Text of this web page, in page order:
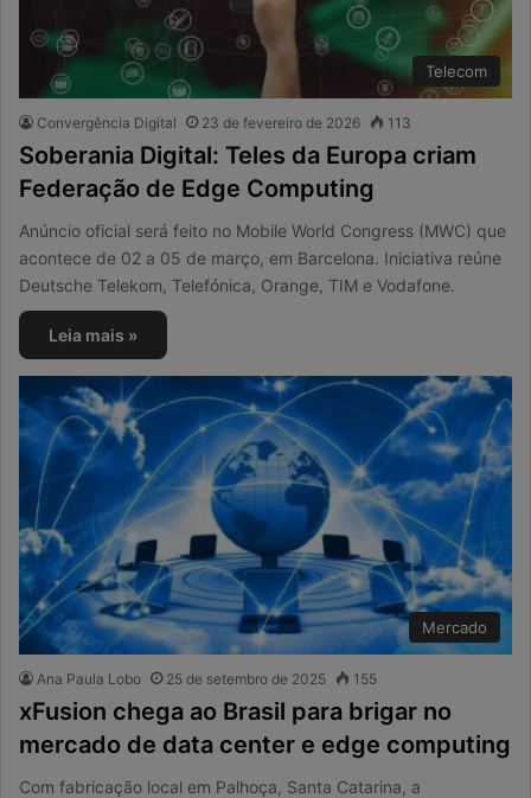
Telecom
Convergência Digital 23 de fevereiro de 2026 113
Soberania Digital: Teles da Europa criam
Federação de Edge Computing
Anúncio oficial será feito no Mobile World Congress (MWC) que
acontece de 02 a 05 de março, em Barcelona. Iniciativa reúne
Deutsche Telekom, Telefónica, Orange, TIM e Vodafone.
Leia mais »
Mercado
Ana Paula Lobo 25 de setembro de 2025 155
xFusion chega ao Brasil para brigar no
mercado de data center e edge computing
Com fabricação local em Palhoça, Santa Catarina, a